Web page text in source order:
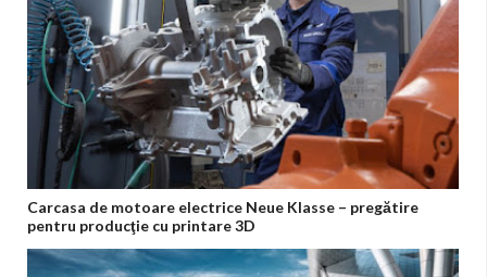
Carcasa de motoare electrice Neue Klasse – pregătire
pentru producţie cu printare 3D